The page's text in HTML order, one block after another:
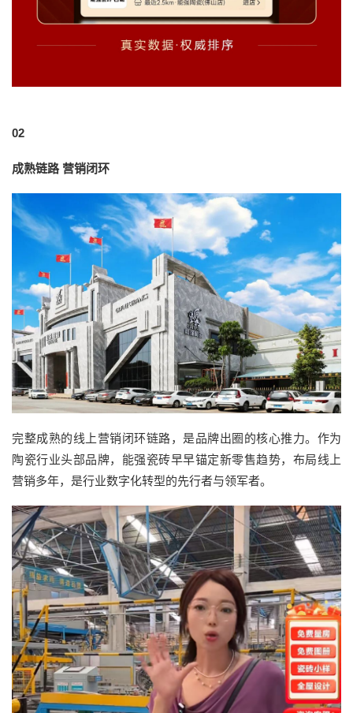
02
成熟链路 营销闭环
完整成熟的线上营销闭环链路，是品牌出圈的核心推力。作为
陶瓷行业头部品牌，能强瓷砖早早锚定新零售趋势，布局线上
营销多年，是行业数字化转型的先行者与领军者。